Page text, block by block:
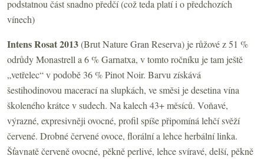
podstatnou část snadno předčí (což teda platí i o předchozích
vínech)
Intens Rosat 2013(Brut Nature Gran Reserva) je růžové z 51 %
odrůdy Monastrell a 6 % Garnatxa, v tomto ročníku je tam ještě
„vetřelec“ v podobě 36 % Pinot Noir. Barvu získává
šestihodinovou macerací na slupkách, ve směsi je desetina vína
školeného krátce v sudech. Na kalech 43+ měsíců. Voňavé,
výrazné, expresivněji ovocné, profil spíše připomíná lehčí svěží
červené. Drobné červené ovoce, florální a lehce herbální linka.
Šťavnatě červeně ovocné, pěkně perlivé, lehce svíravé, delší, pěkně